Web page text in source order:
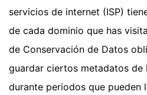
servicios de internet (ISP)
de cada dominio que has
de Conservación de Datos
guardar ciertos metadatos de
durante periodos que pueden